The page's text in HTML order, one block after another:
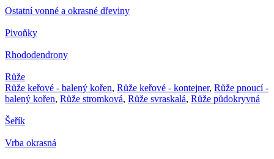
Ostatní vonné a okrasné dřeviny
Pivoňky
Rhododendrony
Růže
Růže keřové - balený kořen, Růže keřové - kontejner, Růže pnoucí -
balený kořen, Růže stromková, Růže svraskalá, Růže půdokryvná
Šeřík
Vrba okrasná